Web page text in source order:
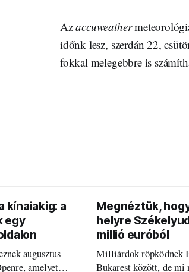
Azaccuweather
időnk lesz, szerdán 22,
fokkal melegebbre is
kínaiakig: a
egy
augusztus
amelyet
Megnéztük,
helyre
millió euróból
Milliárdok röpködnek
Bukarest között, de mi